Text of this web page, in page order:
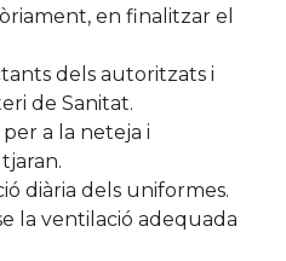
en finalitzar el
dels autoritzats i
de Sanitat.
a la neteja i
diària dels uniformes.
la ventilació adequada